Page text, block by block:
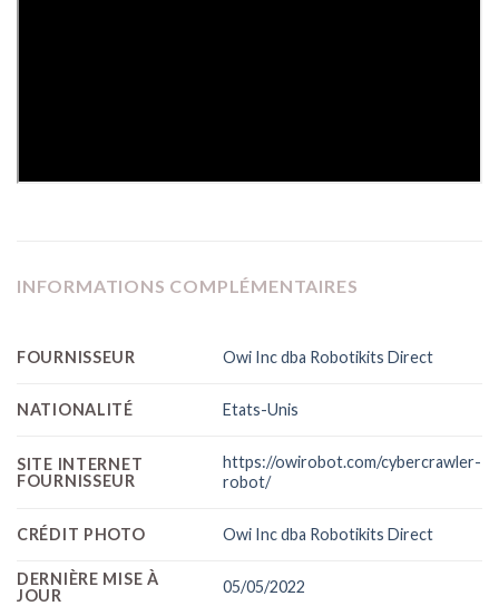
INFORMATIONS COMPLÉMENTAIRES
FOURNISSEUR Owi Inc dba Robotikits Direct
NATIONALITÉ Etats-Unis
SITE INTERNET
FOURNISSEUR
https://owirobot.com/cybercrawler-
robot/
CRÉDIT PHOTO Owi Inc dba Robotikits Direct
DERNIÈRE MISE À
JOUR
05/05/2022